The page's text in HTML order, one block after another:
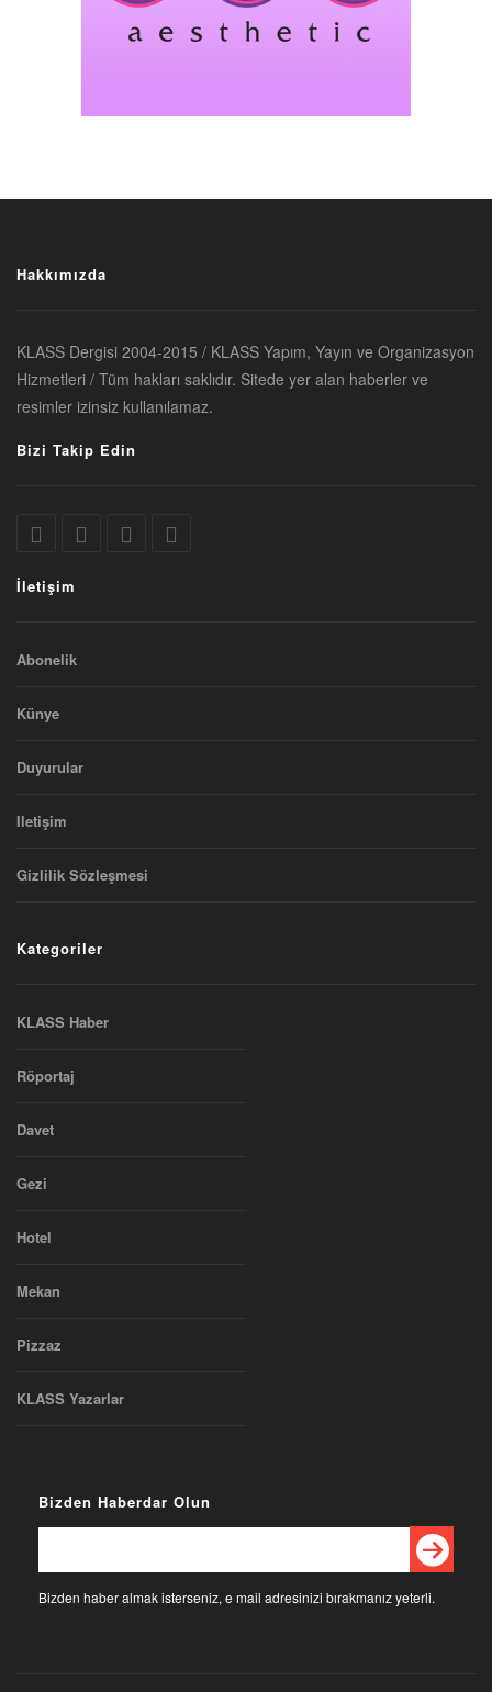
Hakkımızda
KLASS Dergisi 2004-2015 / KLASS Yapım, Yayın ve Organizasyon
Hizmetleri / Tüm hakları saklıdır. Sitede yer alan haberler ve
resimler izinsiz kullanılamaz.
Bizi Takip Edin
İletişim
Abonelik
Künye
Duyurular
Iletişim
Gizlilik Sözleşmesi
Kategoriler
KLASS Haber
Röportaj
Davet
Gezi
Hotel
Mekan
Pizzaz
KLASS Yazarlar
Bizden Haberdar Olun
Bizden haber almak isterseniz, e mail adresinizi bırakmanız yeterli.